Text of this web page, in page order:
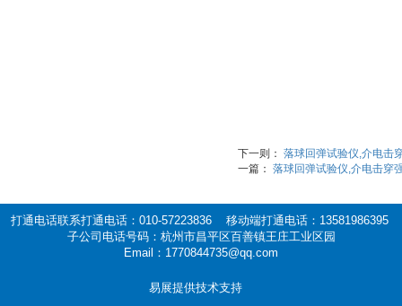
下一则： 落球回弹试验仪,介电击
一篇： 落球回弹试验仪,介电击穿
打通电话联系打通电话：010-57223836 移动端打通电话：13581986395
子公司电话号码：杭州市昌平区百善镇王庄工业区园
Email：1770844735@qq.com
易展提供技术支持